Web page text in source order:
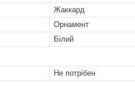
Жаккард
Орнамент
Білий
Не потрібен